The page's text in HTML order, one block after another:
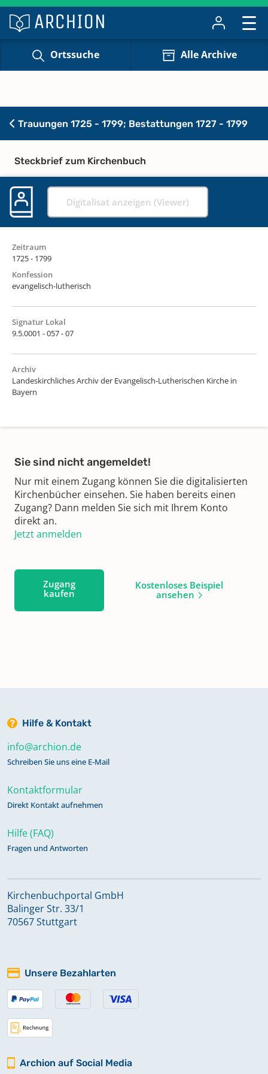
Ortssuche Alle Archive
Trauungen 1725 - 1799; Bestattungen 1727 - 1799
Steckbrief zum Kirchenbuch
Digitalisat anzeigen (Viewer)
Zeitraum
1725 - 1799
Konfession
evangelisch-lutherisch
Signatur Lokal
9.5.0001 - 057 - 07
Archiv
Landeskirchliches Archiv der Evangelisch-Lutherischen Kirche in
Bayern
Sie sind nicht angemeldet!
Nur mit einem Zugang können Sie die digitalisierten
Kirchenbücher einsehen. Sie haben bereits einen
Zugang? Dann melden Sie sich mit Ihrem Konto
direkt an.
Jetzt anmelden
Zugang
kaufen
Kostenloses Beispiel
ansehen
Hilfe & Kontakt
info@archion.de
Schreiben Sie uns eine E-Mail
Kontaktformular
Direkt Kontakt aufnehmen
Hilfe (FAQ)
Fragen und Antworten
Kirchenbuchportal GmbH
Balinger Str. 33/1
70567 Stuttgart
Unsere Bezahlarten
Archion auf Social Media